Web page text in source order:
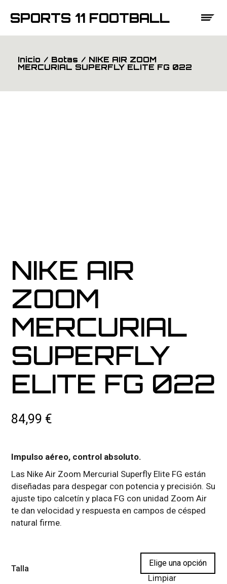
contenido
SPORTS 11 FOOTBALL
Inicio Botas NIKE AIR ZOOM
MERCURIAL SUPERFLY ELITE FG 022
NIKE AIR
ZOOM
MERCURIAL
SUPERFLY
ELITE FG 022
84,99 €
Impulso aéreo, control absoluto.
Las Nike Air Zoom Mercurial Superfly Elite FG están
diseñadas para despegar con potencia y precisión. Su
ajuste tipo calcetín y placa FG con unidad Zoom Air
te dan velocidad y respuesta en campos de césped
natural firme.
Talla
Limpiar